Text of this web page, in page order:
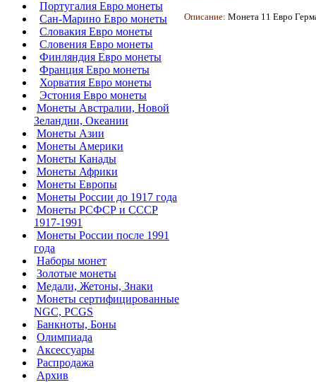
Португалия Евро монеты
Сан-Марино Евро монеты
Словакия Евро монеты
Словения Евро монеты
Финляндия Евро монеты
Франция Евро монеты
Хорватия Евро монеты
Эстония Евро монеты
Монеты Австралии, Новой
Зеландии, Океании
Монеты Азии
Монеты Америки
Монеты Канады
Монеты Африки
Монеты Европы
Монеты России до 1917 года
Монеты РСФСР и СССР
1917-1991
Монеты России после 1991
года
Наборы монет
Золотые монеты
Медали, Жетоны, Знаки
Монеты сертифицированные
NGC, PCGS
Банкноты, Боны
Олимпиада
Аксессуары
Распродажа
Архив
Описание: Монета 11 Евро